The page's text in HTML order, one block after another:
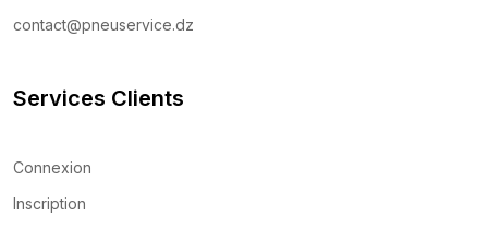
contact@pneuservice.dz
Services Clients
Connexion
Inscription